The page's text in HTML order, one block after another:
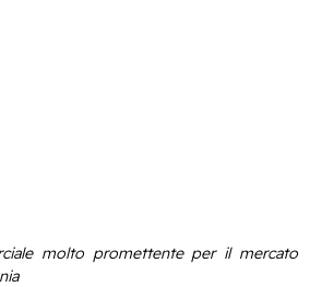
molto promettente per il mercato